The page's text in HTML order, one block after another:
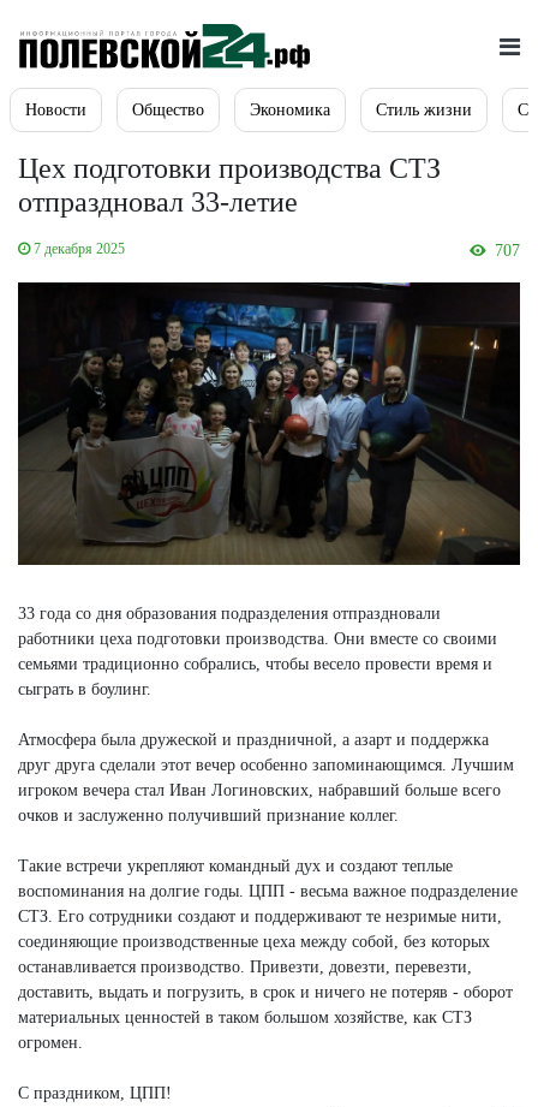
Новости Общество Экономика Стиль жизни
Цех подготовки производства СТЗ
отпраздновал 33-летие
7 декабря 2025 707
33 года со дня образования подразделения отпраздновали
работники цеха подготовки производства. Они вместе со своими
семьями традиционно собрались, чтобы весело провести время и
сыграть в боулинг.
Атмосфера была дружеской и праздничной, а азарт и поддержка
друг друга сделали этот вечер особенно запоминающимся. Лучшим
игроком вечера стал Иван Логиновских, набравший больше всего
очков и заслуженно получивший признание коллег.
Такие встречи укрепляют командный дух и создают теплые
воспоминания на долгие годы. ЦПП - весьма важное подразделение
СТЗ. Его сотрудники создают и поддерживают те незримые нити,
соединяющие производственные цеха между собой, без которых
останавливается производство. Привезти, довезти, перевезти,
доставить, выдать и погрузить, в срок и ничего не потеряв - оборот
материальных ценностей в таком большом хозяйстве, как СТЗ
огромен.
С праздником, ЦПП!